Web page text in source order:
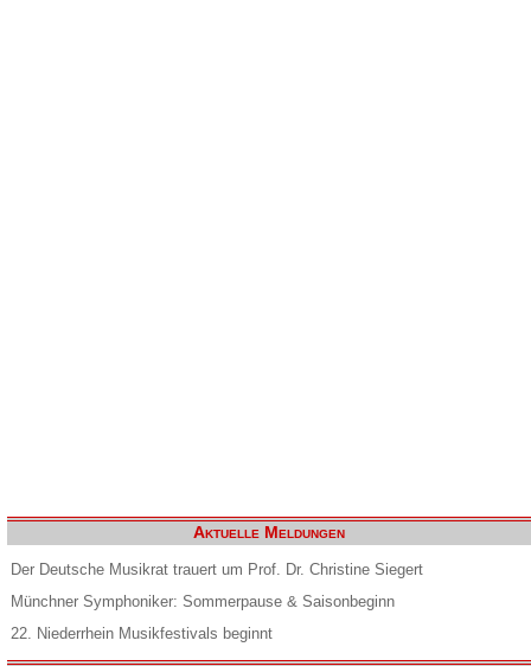
Aktuelle Meldungen
Der Deutsche Musikrat trauert um Prof. Dr. Christine Siegert
Münchner Symphoniker: Sommerpause & Saisonbeginn
22. Niederrhein Musikfestivals beginnt